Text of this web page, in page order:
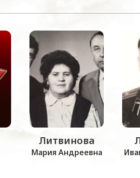
Литвинова
Мария Андреевна